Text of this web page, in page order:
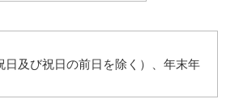
日及び祝日の前日を除く）、年末年